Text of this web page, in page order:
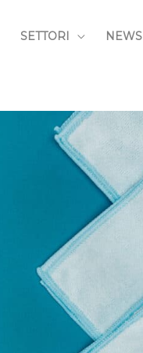
SETTORI NEWS